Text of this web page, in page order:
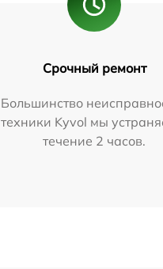
Срочный ремонт
Большинство
техники Kyvol мы
течение 2 часов.